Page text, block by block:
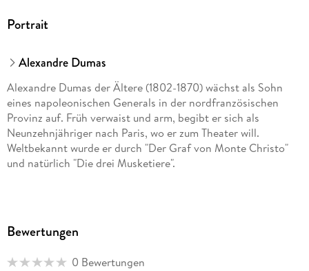
Portrait
Alexandre Dumas
Alexandre Dumas der Ältere (1802-1870) wächst als Sohn
eines napoleonischen Generals in der nordfranzösischen
Provinz auf. Früh verwaist und arm, begibt er sich als
Neunzehnjähriger nach Paris, wo er zum Theater will.
Weltbekannt wurde er durch "Der Graf von Monte Christo"
und natürlich "Die drei Musketiere".
Bewertungen
0 Bewertungen